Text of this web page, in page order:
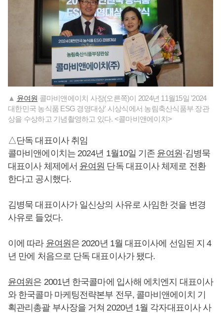
▲ 윤여원 콜마비앤에이치 사장(오른쪽)이 2024년 11월15일 '2024
대한민국 농식품 ESG 경영대상' 시상식에서 농림축산식품부 장관
상을 수상하고 기념촬영하고 있다. <콜마비앤에이치>
△단독 대표이사 취임
콜마비앤에이치는 2024년 1월10일 기존 윤여원 ·김병묵
대표이사 체제에서 윤여원 단독 대표이사 체제로 전환
한다고 공시했다.
김병묵 대표이사가 일신상의 사유로 사임한 것을 변경
사유로 들었다.
이에 따라 윤여원은 2020년 1월 대표이사에 선임된 지 4
년 만에 처음으로 단독 대표이사가 됐다.
윤여원은 2001년 한국콜마에 입사해 에치엔지 대표이사
와 한국콜마 마케팅전략본부 전무, 콜마비앤에이치 기
획관리총괄 부사장을 거쳐 2020년 1월 각자대표이사 사